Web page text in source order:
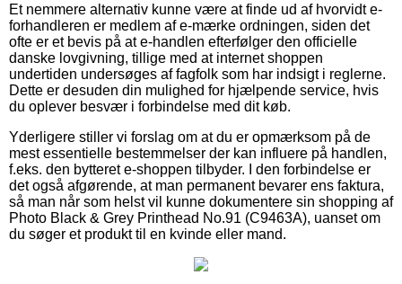
Et nemmere alternativ kunne være at finde ud af hvorvidt e-
forhandleren er medlem af e-mærke ordningen, siden det
ofte er et bevis på at e-handlen efterfølger den officielle
danske lovgivning, tillige med at internet shoppen
undertiden undersøges af fagfolk som har indsigt i reglerne.
Dette er desuden din mulighed for hjælpende service, hvis
du oplever besvær i forbindelse med dit køb.
Yderligere stiller vi forslag om at du er opmærksom på de
mest essentielle bestemmelser der kan influere på handlen,
f.eks. den bytteret e-shoppen tilbyder. I den forbindelse er
det også afgørende, at man permanent bevarer ens faktura,
så man når som helst vil kunne dokumentere sin shopping af
Photo Black & Grey Printhead No.91 (C9463A), uanset om
du søger et produkt til en kvinde eller mand.